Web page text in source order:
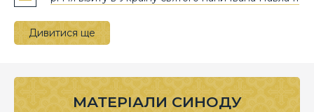
Дивитися ще
МАТЕРІАЛИ СИНОДУ